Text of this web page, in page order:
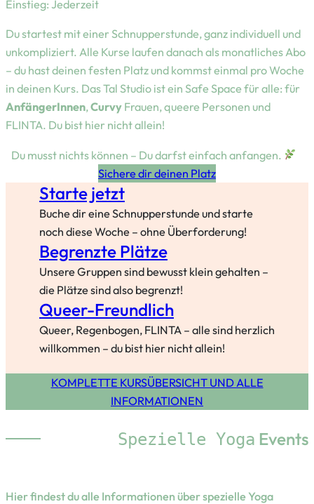
Einstieg: Jederzeit
Du startest mit einer Schnupperstunde, ganz individuell und
unkompliziert. Alle Kurse laufen danach als monatliches Abo
– du hast deinen festen Platz und kommst einmal pro Woche
in deinen Kurs. Das Tal Studio ist ein Safe Space für alle: für
AnfängerInnen,Curvy Frauen, queere Personen und
FLINTA. Du bist hier nicht allein!
Du musst nichts können – Du darfst einfach anfangen.
Sichere dir deinen Platz
Starte jetzt
Buche dir eine Schnupperstunde und starte
noch diese Woche – ohne Überforderung!
Begrenzte Plätze
Unsere Gruppen sind bewusst klein gehalten –
die Plätze sind also begrenzt!
Queer-Freundlich
Queer, Regenbogen, FLINTA – alle sind herzlich
willkommen – du bist hier nicht allein!
KOMPLETTE KURSÜBERSICHT UND ALLE
INFORMATIONEN
Spezielle Yoga Events
Hier findest du alle Informationen über spezielle Yoga